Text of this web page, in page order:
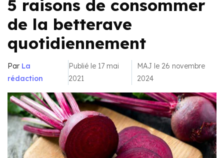
5 raisons de consommer
de la betterave
quotidiennement
Par La
rédaction
Publié le 17 mai
2021
MAJ le 26 novembre
2024